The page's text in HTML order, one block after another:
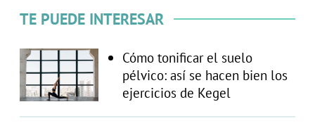
TE PUEDE INTERESAR
Cómo tonificar el suelo
pélvico: así se hacen bien los
ejercicios de Kegel